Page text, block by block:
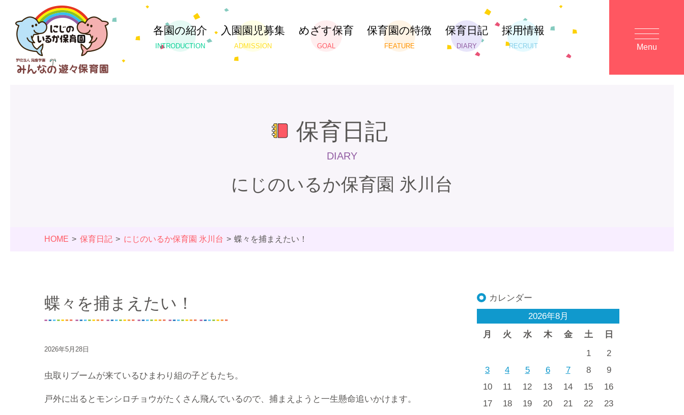
各園の紹介
INTRODUCTION
入園園児募集
ADMISSION
めざす保育
GOAL
保育園の特徴
FEATURE
保育日記
DIARY
採用情報
RECRUIT Menu
保育日記
DIARY
にじのいるか保育園 氷川台
HOME 保育日記 にじのいるか保育園 氷川台 蝶々を捕まえたい！
蝶々を捕まえたい！
2026年5月28日
虫取りブームが来ているひまわり組の子どもたち。
戸外に出るとモンシロチョウがたくさん飛んでいるので、捕まえようと一生懸命追いかけます。
カレンダー
2026年8月
月
火 水 木 金 土 日
1
2
3
4 5 6 7 8
9
10
11 12 13 14 15
16
17
18 19 20 21 22
23